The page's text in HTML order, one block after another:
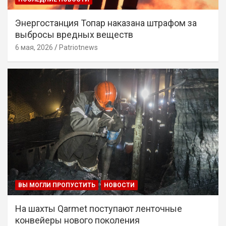
Энергостанция Топар наказана штрафом за
выбросы вредных веществ
6 мая, 2026 Patriotnews
ВЫ МОГЛИ ПРОПУСТИТЬ НОВОСТИ
На шахты Qarmet поступают ленточные
конвейеры нового поколения